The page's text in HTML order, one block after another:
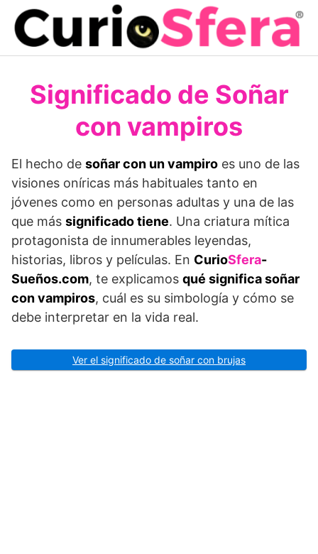
Saltar
contenido
Significado de Soñar
con vampiros
El hecho de soñar con un vampiro es uno de las
visiones oníricas más habituales tanto en
jóvenes como en personas adultas y una de las
que más significado tiene. Una criatura mítica
protagonista de innumerables leyendas,
historias, libros y películas. En CurioSfera-
Sueños.com, te explicamos qué significa soñar
con vampiros, cuál es su simbología y cómo se
debe interpretar en la vida real.
Ver el significado de soñar con brujas